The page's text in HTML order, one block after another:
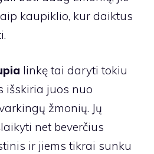
kaupiklio, kur daiktus
linkę tai daryti tokiu
išskiria juos nuo
žmonių. Jų
net beverčius
ir jiems tikrai sunku